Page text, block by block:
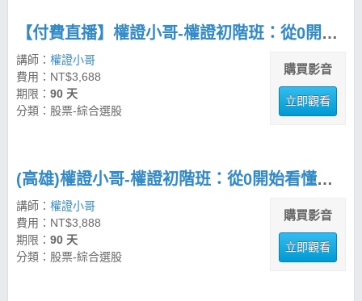
【付費直播】權證小哥-權證初階班：從0開始看懂權證，建立挑選與避雷能力
講師： 權證小哥
費用：NT$3,688
期限： 90 天
分類：股票-綜合選股
購買影音
立即觀看
(高雄)權證小哥-權證初階班：從0開始看懂權證，建立挑選與避雷能力
講師： 權證小哥
費用：NT$3,888
期限： 90 天
分類：股票-綜合選股
購買影音
立即觀看